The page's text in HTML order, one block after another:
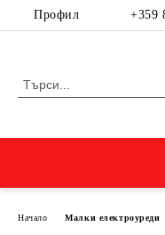
Профил +359
Начало Малки електроуреди